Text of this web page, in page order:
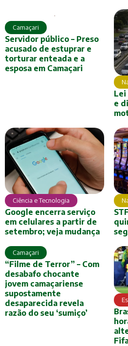
Camaçari
Servidor público – Preso
acusado de estuprar e
torturar enteada e a
esposa em Camaçari
e
Ciência e Tecnologia
Google encerra serviço
em celulares a partir de
setembro; veja mudança
Camaçari
“Filme de Terror” – Com
desabafo chocante
jovem camaçariense
supostamente
desaparecida revela
razão do seu ‘sumiço’